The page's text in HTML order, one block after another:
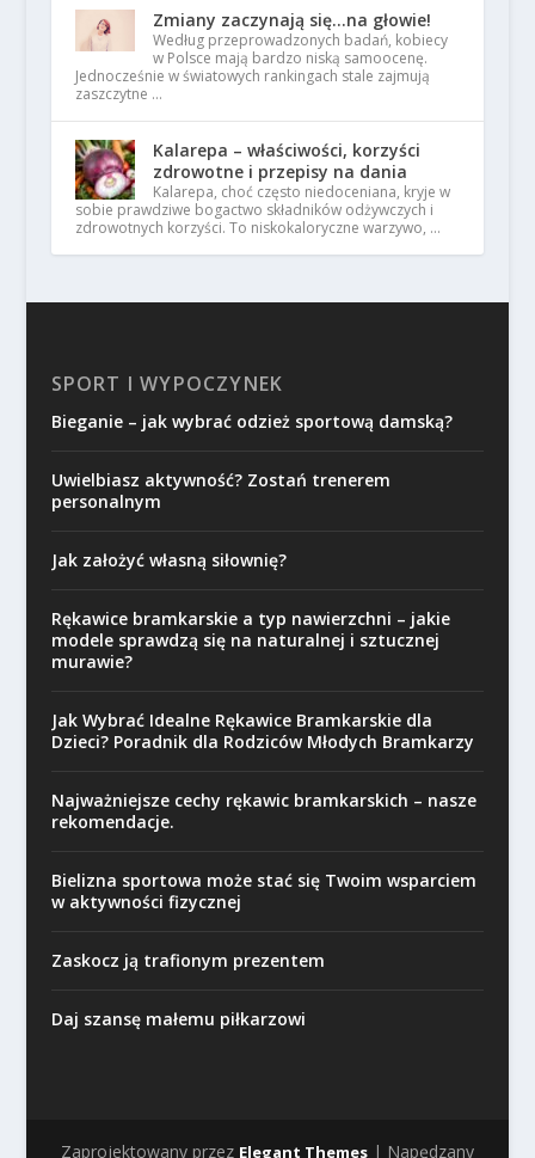
Zmiany zaczynają się…na głowie!
Według przeprowadzonych badań, kobiecy
w Polsce mają bardzo niską samoocenę.
Jednocześnie w światowych rankingach stale zajmują
zaszczytne …
Kalarepa – właściwości, korzyści
zdrowotne i przepisy na dania
Kalarepa, choć często niedoceniana, kryje w
sobie prawdziwe bogactwo składników odżywczych i
zdrowotnych korzyści. To niskokaloryczne warzywo, …
SPORT I WYPOCZYNEK
Bieganie – jak wybrać odzież sportową damską?
Uwielbiasz aktywność? Zostań trenerem
personalnym
Jak założyć własną siłownię?
Rękawice bramkarskie a typ nawierzchni – jakie
modele sprawdzą się na naturalnej i sztucznej
murawie?
Jak Wybrać Idealne Rękawice Bramkarskie dla
Dzieci? Poradnik dla Rodziców Młodych Bramkarzy
Najważniejsze cechy rękawic bramkarskich – nasze
rekomendacje.
Bielizna sportowa może stać się Twoim wsparciem
w aktywności fizycznej
Zaskocz ją trafionym prezentem
Daj szansę małemu piłkarzowi
Zaprojektowany przez Elegant Themes| Napędzany